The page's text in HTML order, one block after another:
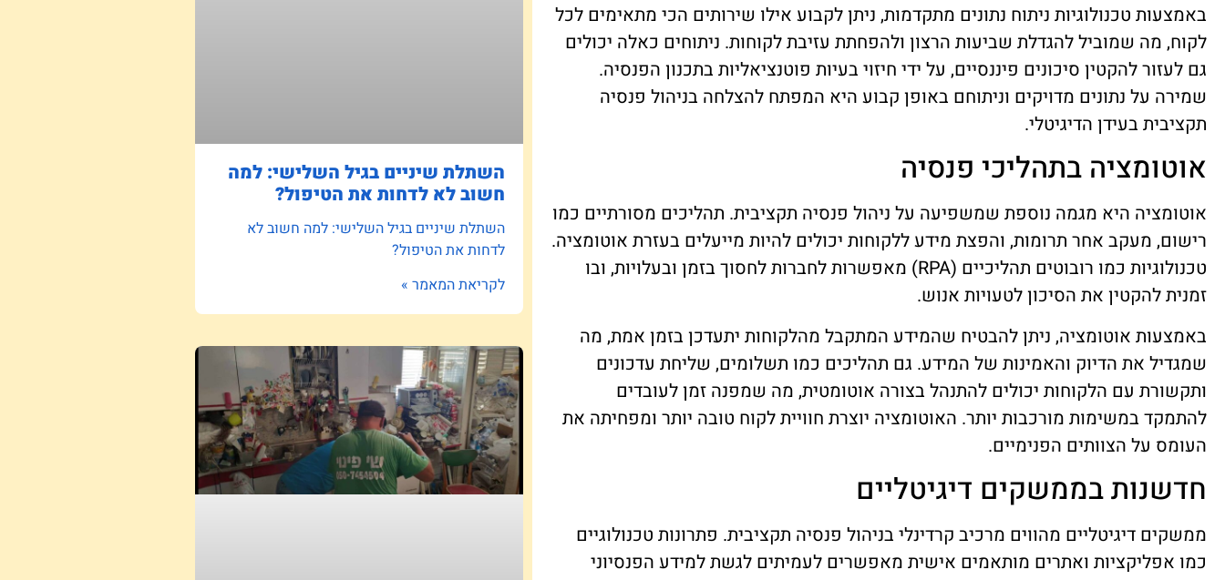
באמצעות טכנולוגיות ניתוח נתונים מתקדמות, ניתן לקבוע אילו שירותים הכי מתאימים לכל
לקוח, מה שמוביל להגדלת שביעות הרצון ולהפחתת עזיבת לקוחות. ניתוחים כאלה יכולים
גם לעזור להקטין סיכונים פיננסיים, על ידי חיזוי בעיות פוטנציאליות בתכנון הפנסיה.
שמירה על נתונים מדויקים וניתוחם באופן קבוע היא המפתח להצלחה בניהול פנסיה
תקציבית בעידן הדיגיטלי.
אוטומציה בתהליכי פנסיה
אוטומציה היא מגמה נוספת שמשפיעה על ניהול פנסיה תקציבית. תהליכים מסורתיים כמו
רישום, מעקב אחר תרומות, והפצת מידע ללקוחות יכולים להיות מייעלים בעזרת אוטומציה.
טכנולוגיות כמו רובוטים תהליכיים (RPA) מאפשרות לחברות לחסוך בזמן ובעלויות, ובו
זמנית להקטין את הסיכון לטעויות אנוש.
באמצעות אוטומציה, ניתן להבטיח שהמידע המתקבל מהלקוחות יתעדכן בזמן אמת, מה
שמגדיל את הדיוק והאמינות של המידע. גם תהליכים כמו תשלומים, שליחת עדכונים
ותקשורת עם הלקוחות יכולים להתנהל בצורה אוטומטית, מה שמפנה זמן לעובדים
להתמקד במשימות מורכבות יותר. האוטומציה יוצרת חוויית לקוח טובה יותר ומפחיתה את
העומס על הצוותים הפנימיים.
חדשנות בממשקים דיגיטליים
ממשקים דיגיטליים מהווים מרכיב קרדינלי בניהול פנסיה תקציבית. פתרונות טכנולוגיים
כמו אפליקציות ואתרים מותאמים אישית מאפשרים לעמיתים לגשת למידע הפנסיוני
השתלת שיניים בגיל השלישי: למה
חשוב לא לדחות את הטיפול?
השתלת שיניים בגיל השלישי: למה חשוב לא
לדחות את הטיפול?
לקריאת המאמר »